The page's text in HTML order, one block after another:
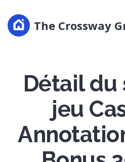
The Crossway
Détail du
jeu